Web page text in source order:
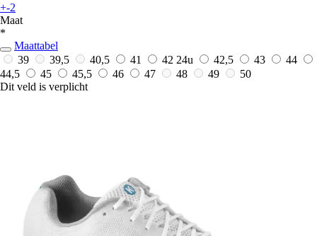
+-2
Maat
*
Maattabel
39
39,5 40,5 41 42 24u 42,5 43
44
44,5
45 45,5 46 47 48 49
50
Dit veld is verplicht